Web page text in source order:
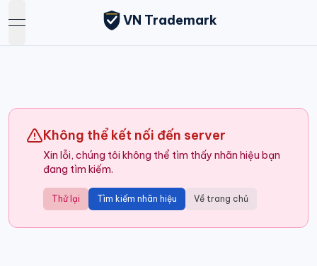
open navigation menu
VN Trademark
Không thể kết nối đến server
Xin lỗi, chúng tôi không thể tìm thấy nhãn hiệu bạn
đang tìm kiếm.
Thử lại Tìm kiếm nhãn hiệu Về trang chủ